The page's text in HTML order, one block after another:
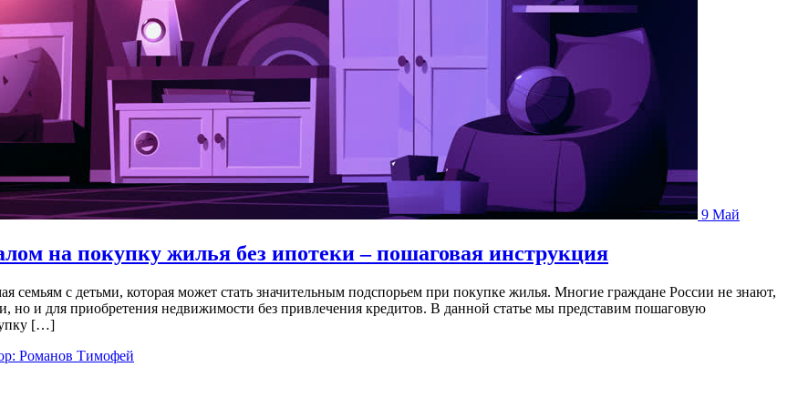
9 Май
на покупку жилья без ипотеки – пошаговая инструкция
семьям с детьми, которая может стать значительным подспорьем при покупке жилья. Многие граждане России не знают,
но и для приобретения недвижимости без привлечения кредитов. В данной статье мы представим пошаговую
[…]
Романов Тимофей